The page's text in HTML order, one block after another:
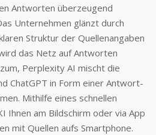
Antworten überzeugend
Unternehmen glänzt durch
Struktur der Quellenangaben
das Netz auf Antworten
Perplexity AI mischt die
ChatGPT in Form einer Antwort-
Mithilfe eines schnellen
Ihnen am Bildschirm oder via App
mit Quellen aufs Smartphone.